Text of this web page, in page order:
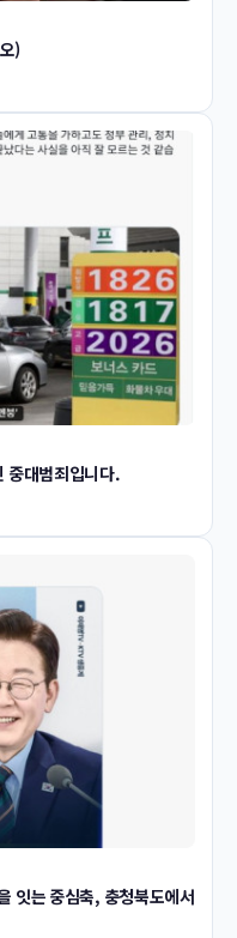
)
중대범죄입니다.
잇는 중심축, 충청북도에서